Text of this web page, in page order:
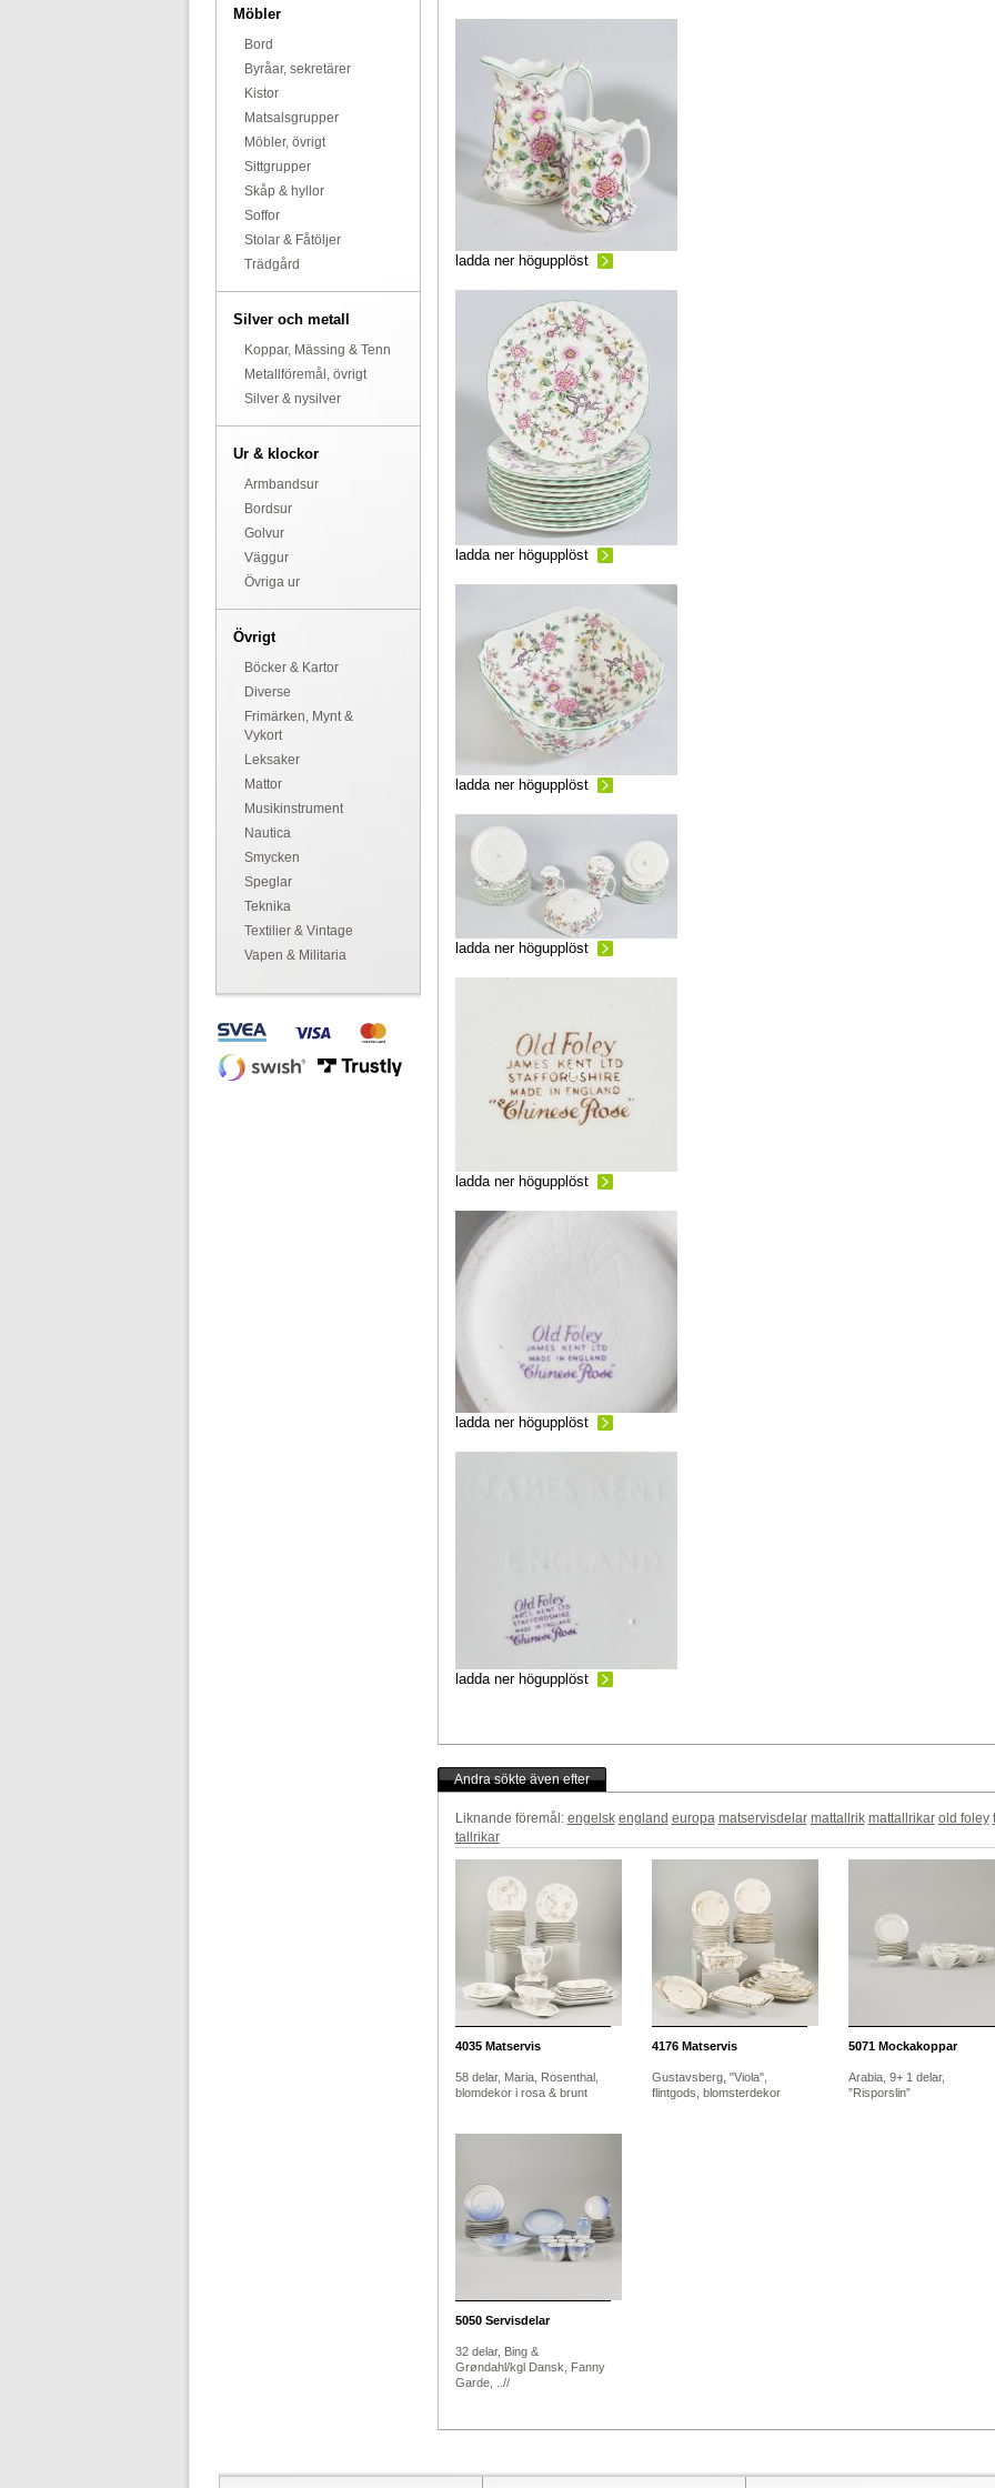
Möbler
Bord
Byråar, sekretärer
Kistor
Matsalsgrupper
Möbler, övrigt
Sittgrupper
Skåp & hyllor
Soffor
Stolar & Fåtöljer
Trädgård
Silver och metall
Koppar, Mässing & Tenn
Metallföremål, övrigt
Silver & nysilver
Ur & klockor
Armbandsur
Bordsur
Golvur
Väggur
Övriga ur
Övrigt
Böcker & Kartor
Diverse
Frimärken, Mynt &
Vykort
Leksaker
Mattor
Musikinstrument
Nautica
Smycken
Speglar
Teknika
Textilier & Vintage
Vapen & Militaria
ladda ner högupplöst
ladda ner högupplöst
ladda ner högupplöst
ladda ner högupplöst
ladda ner högupplöst
ladda ner högupplöst
ladda ner högupplöst
Andra sökte även efter
Liknande föremål: engelsk england europa matservisdelar mattallrik mattallrikar old foley
tallrikar
4035Matservis
58 delar, Maria, Rosenthal,
blomdekor i rosa & brunt
4176Matservis
Gustavsberg, "Viola",
flintgods, blomsterdekor
5071Mockakoppar
Arabia, 9+ 1 delar,
”Risporslin”
5050Servisdelar
32 delar, Bing &
Grøndahl/kgl Dansk, Fanny
Garde, ..//